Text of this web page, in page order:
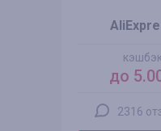
кэшбэк
до
2316